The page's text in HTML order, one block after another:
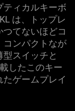
ティカルキーボ
は、トップレ
てないほどコ
コンパクトなが
スイッチと
したこのキー
ゲームプレイ